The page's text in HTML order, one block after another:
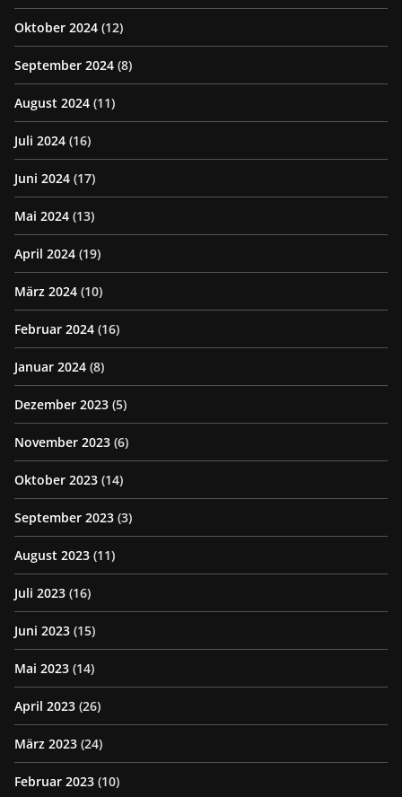
Oktober 2024 (12)
September 2024 (8)
August 2024 (11)
Juli 2024 (16)
Juni 2024 (17)
Mai 2024 (13)
April 2024 (19)
März 2024 (10)
Februar 2024 (16)
Januar 2024 (8)
Dezember 2023 (5)
November 2023 (6)
Oktober 2023 (14)
September 2023 (3)
August 2023 (11)
Juli 2023 (16)
Juni 2023 (15)
Mai 2023 (14)
April 2023 (26)
März 2023 (24)
Februar 2023 (10)